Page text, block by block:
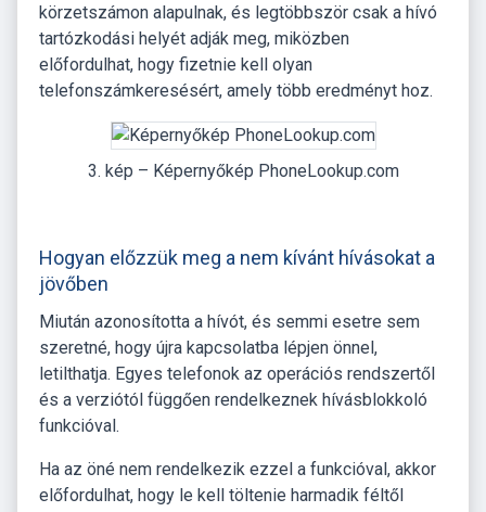
körzetszámon alapulnak, és legtöbbször csak a hívó
tartózkodási helyét adják meg, miközben
előfordulhat, hogy fizetnie kell olyan
telefonszámkeresésért, amely több eredményt hoz.
3. kép – Képernyőkép PhoneLookup.com
Hogyan előzzük meg a nem kívánt hívásokat a
jövőben
Miután azonosította a hívót, és semmi esetre sem
szeretné, hogy újra kapcsolatba lépjen önnel,
letilthatja. Egyes telefonok az operációs rendszertől
és a verziótól függően rendelkeznek hívásblokkoló
funkcióval.
Ha az öné nem rendelkezik ezzel a funkcióval, akkor
előfordulhat, hogy le kell töltenie harmadik féltől